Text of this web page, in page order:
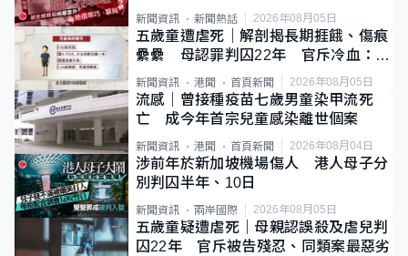
新聞資訊 新聞熱話 2026年08月05日
五歲童遭虐死｜解剖揭長期捱餓、傷痕
纍纍 母認罪判囚22年 官斥冷血：同
類案最惡劣
新聞資訊 港聞 首頁新聞 2026年08月05日
流感｜曾接種疫苗七歲男童染甲流死
亡 成今年首宗兒童感染離世個案
新聞資訊 港聞 首頁新聞 2026年08月04日
涉前年於新加坡機場傷人 港人母子分
別判囚半年、10日
新聞資訊 兩岸國際 2026年08月05日
五歲童疑遭虐死｜母親認誤殺及虐兒判
囚22年 官斥被告殘忍、同類案最惡劣